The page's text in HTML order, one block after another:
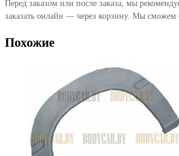
Перед заказом или после заказа, мы
заказать онлайн — через корзину. Мы сможем
Похожие